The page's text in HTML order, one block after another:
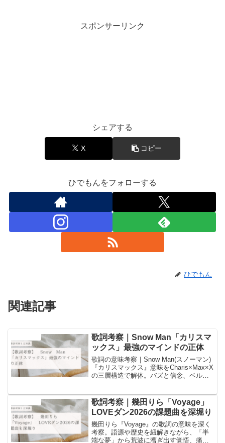
スポンサーリンク
シェアする
X コピー
ひでもんをフォローする
ひでもん
関連記事
歌詞考察｜Snow Man「カリスマ
ックス」最強のマインドの正体
歌詞の意味考察｜Snow Man(スノーマン)
『カリスマックス』意味をCharis×Max×X
の三層構造で解体。バズと信念、ベルの
歌詞考察｜幾田りら「Voyage」
LOVEダン2026の課題曲を深堀り
幾田りら『Voyage』の歌詞の意味を深く
考察。語源や歴史を紐解きながら、「半
端な夢」から荒波に漕ぎ出す覚悟、痛み